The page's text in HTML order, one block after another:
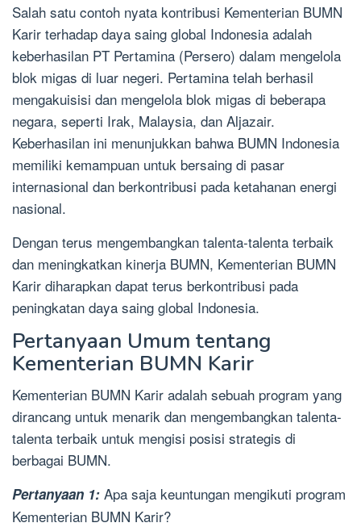
Salah satu contoh nyata kontribusi Kementerian BUMN
Karir terhadap daya saing global Indonesia adalah
keberhasilan PT Pertamina (Persero) dalam mengelola
blok migas di luar negeri. Pertamina telah berhasil
mengakuisisi dan mengelola blok migas di beberapa
negara, seperti Irak, Malaysia, dan Aljazair.
Keberhasilan ini menunjukkan bahwa BUMN Indonesia
memiliki kemampuan untuk bersaing di pasar
internasional dan berkontribusi pada ketahanan energi
nasional.
Dengan terus mengembangkan talenta-talenta terbaik
dan meningkatkan kinerja BUMN, Kementerian BUMN
Karir diharapkan dapat terus berkontribusi pada
peningkatan daya saing global Indonesia.
Pertanyaan Umum tentang
Kementerian BUMN Karir
Kementerian BUMN Karir adalah sebuah program yang
dirancang untuk menarik dan mengembangkan talenta-
talenta terbaik untuk mengisi posisi strategis di
berbagai BUMN.
Pertanyaan 1: Apa saja keuntungan mengikuti program
Kementerian BUMN Karir?